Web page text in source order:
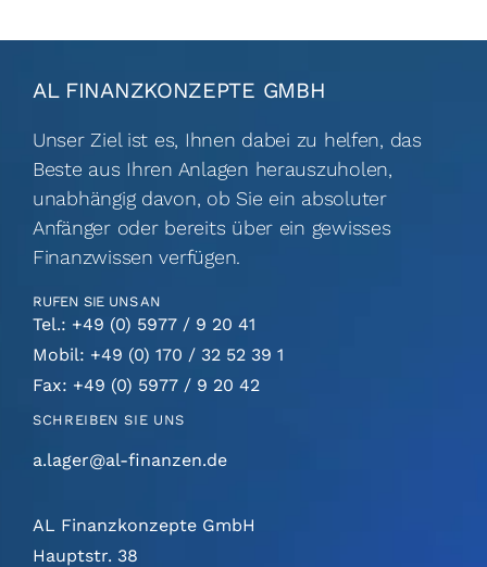
Suche
nach:
AL FINANZKONZEPTE GMBH
Unser Ziel ist es, Ihnen dabei zu helfen, das
Beste aus Ihren Anlagen herauszuholen,
unabhängig davon, ob Sie ein absoluter
Anfänger oder bereits über ein gewisses
Finanzwissen verfügen.
RUFEN SIE UNS AN
Tel.: +49 (0) 5977 / 9 20 41
Mobil: +49 (0) 170 / 32 52 39 1
Fax: +49 (0) 5977 / 9 20 42
SCHREIBEN SIE UNS
a.lager@al-finanzen.de
AL Finanzkonzepte GmbH
Hauptstr. 38